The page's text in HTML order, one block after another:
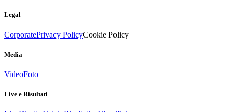
Legal
CorporatePrivacy PolicyCookie Policy
Media
VideoFoto
Live e Risultati